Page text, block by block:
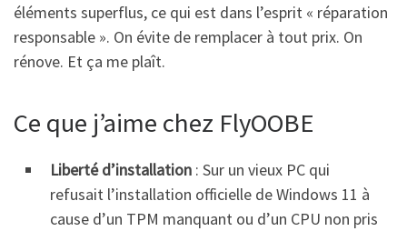
éléments superflus, ce qui est dans l’esprit « réparation
responsable ». On évite de remplacer à tout prix. On
rénove. Et ça me plaît.
Ce que j’aime chez FlyOOBE
Liberté d’installation : Sur un vieux PC qui
refusait l’installation officielle de Windows 11 à
cause d’un TPM manquant ou d’un CPU non pris